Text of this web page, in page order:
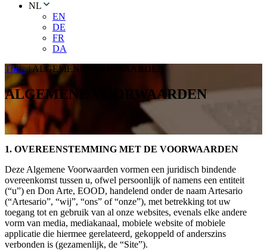
NL
EN
DE
FR
DA
Thuis|ALGEMENE VOORWAARDEN
ALGEMENE VOORWAARDEN
1. OVEREENSTEMMING MET DE VOORWAARDEN
Deze Algemene Voorwaarden vormen een juridisch bindende
overeenkomst tussen u, ofwel persoonlijk of namens een entiteit
(“u”) en Don Arte, EOOD, handelend onder de naam Artesario
(“Artesario”, “wij”, “ons” of “onze”), met betrekking tot uw
toegang tot en gebruik van al onze websites, evenals elke andere
vorm van media, mediakanaal, mobiele website of mobiele
applicatie die hiermee gerelateerd, gekoppeld of anderszins
verbonden is (gezamenlijk, de “Site”).